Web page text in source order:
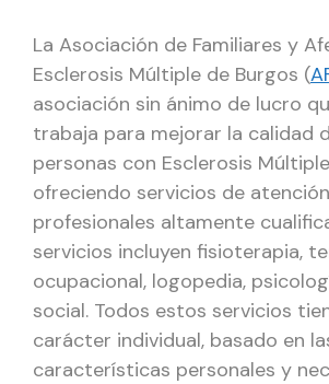
La Asociación de Familiares y
Esclerosis Múltiple de Burgos (
asociación sin ánimo de lucro
trabaja para mejorar la calidad
personas con Esclerosis
ofreciendo servicios de
profesionales altamente
servicios incluyen fisioterapia,
ocupacional, logopedia,
social. Todos estos servicios
carácter individual, basado en
características personales y